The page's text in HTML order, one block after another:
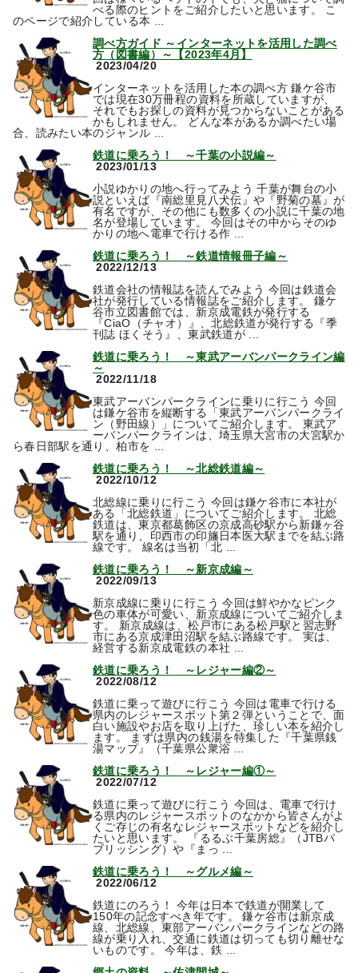
べる際のヒントをご紹介したいと思います。 こ
のページで紹介している本 ...
調べ方ガイド ～インターネットを活用した調べ
方（図書編）～【2023年4月】
2023/04/20
インターネットを活用した本の調べ方 鎌ケ谷市
では現在30万冊程の資料を所蔵していますが、
それでもお探しの資料が見つからないことがある
かもしれません。 どんな本があるか調べたい場
合、読みたい本のジャンル ...
鉄道に乗ろう！ ～千葉の小説編～
2023/01/13
小説ゆかりの地へ行ってみよう 千葉が舞台の小
説といえば『南総里見八犬伝』や『野菊の墓』が
有名ですが、その他にも数多くの小説に千葉の地
名が登場しています。 今回はその中からそのゆ
かりの地へ電車で行ける作 ...
鉄道に乗ろう！ ～鉄道情報冊子編～
2022/12/13
鉄道会社の情報誌を読んでみよう 今回は鉄道会
社が発行している情報誌をご紹介します。 鎌ケ
谷市立図書館では、新京成電鉄が発行する
『CiaO（チャオ）』、北総鉄道が発行する『季
刊誌 ほくそう』、東武鉄道が ...
鉄道に乗ろう！ ～東武アーバンパークライン編
～
2022/11/18
東武アーバンパークラインに乗りに行こう 今回
は鎌ケ谷市を縦断する「東武アーバンパークライ
ン（野田線）」についてご紹介します。 東武ア
ーバンパークラインは、埼玉県大宮市の大宮駅か
ら春日部駅を通り、柏市を ...
鉄道に乗ろう！ ～北総鉄道編～
2022/10/12
北総線に乗りに行こう 今回は鎌ケ谷市に本社が
ある「北総鉄道」についてご紹介します。 北総
鉄道は、東京都葛飾区の京成高砂駅から新鎌ヶ谷
駅を通り、印西市の印旛日本医大駅までを結ぶ路
線です。 線名は当初「北 ...
鉄道に乗ろう！ ～新京成編～
2022/09/13
新京成線に乗りに行こう 今回は鮮やかなピンク
色の車体が可愛い、新京成線についてご紹介しま
す。 新京成線は、松戸市にある松戸駅と習志野
市にある京成津田沼駅を結ぶ路線です。 実は、
経営する新京成電鉄の本社 ...
鉄道に乗ろう！ ～レジャー編②～
2022/08/12
鉄道に乗って遊びに行こう 今回は電車で行ける
県内のレジャースポット第２弾ということで、面
白い施設やお店を取り上げた、珍しい本を紹介し
ます。 まずは県内の銭湯を特集した『千葉県銭
湯マップ』（千葉県公衆浴 ...
鉄道に乗ろう！ ～レジャー編①～
2022/07/12
鉄道に乗って遊びに行こう 今回は、電車で行け
る県内のレジャースポットのなかから皆さんがよ
くご存じの有名なレジャースポットなどを紹介し
たいと思います。 『るるぶ千葉房総』（JTBパ
ブリッシング）や『まっ ...
鉄道に乗ろう！ ～グルメ編～
2022/06/12
鉄道にのろう！ 今年は日本で鉄道が開業して
150年の記念すべき年です。 鎌ケ谷市は新京成
線、北総線、東部アーバンパークラインなどの路
線が乗り入れ、交通に鉄道は切っても切り離せな
いものです。 今年は、鉄 ...